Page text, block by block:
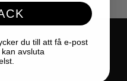
du till att få e-post
avsluta